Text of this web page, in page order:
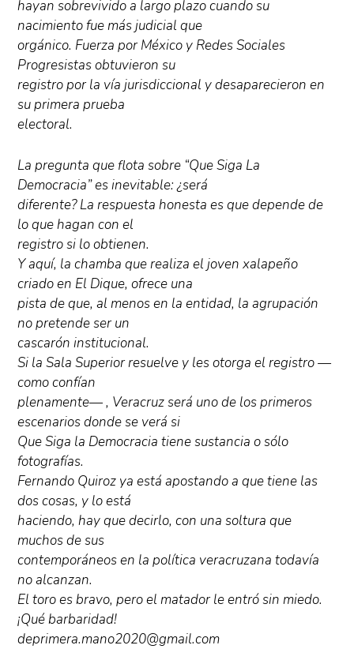
hayan sobrevivido a largo plazo cuando su
nacimiento fue más judicial que
orgánico. Fuerza por México y Redes Sociales
Progresistas obtuvieron su
registro por la vía jurisdiccional y desaparecieron en
su primera prueba
electoral.
La pregunta que flota sobre “Que Siga La
Democracia” es inevitable: ¿será
diferente? La respuesta honesta es que depende de
lo que hagan con el
registro si lo obtienen.
Y aquí, la chamba que realiza el joven xalapeño
criado en El Dique, ofrece una
pista de que, al menos en la entidad, la agrupación
no pretende ser un
cascarón institucional.
Si la Sala Superior resuelve y les otorga el registro —
como confían
plenamente— , Veracruz será uno de los primeros
escenarios donde se verá si
Que Siga la Democracia tiene sustancia o sólo
fotografías.
Fernando Quiroz ya está apostando a que tiene las
dos cosas, y lo está
haciendo, hay que decirlo, con una soltura que
muchos de sus
contemporáneos en la política veracruzana todavía
no alcanzan.
El toro es bravo, pero el matador le entró sin miedo.
¡Qué barbaridad!
deprimera.mano2020@gmail.com